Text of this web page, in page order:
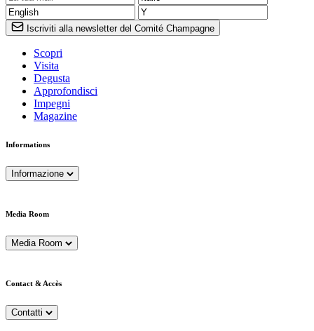
Iscriviti alla newsletter del Comité Champagne
Scopri
Visita
Degusta
Approfondisci
Impegni
Magazine
Informations
Informazione
Media Room
Media Room
Contact & Accès
Contatti